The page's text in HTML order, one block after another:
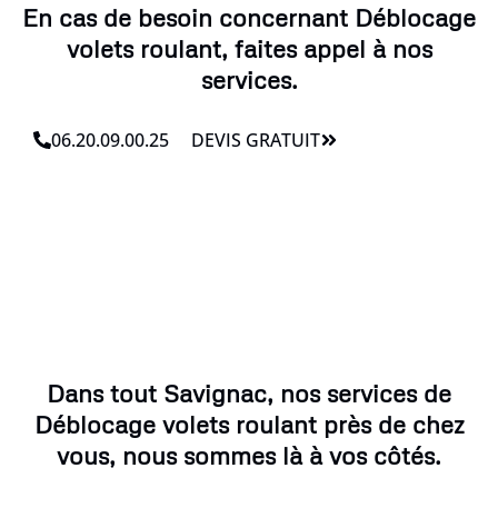
En cas de besoin concernant Déblocage
volets roulant, faites appel à nos
services.
06.20.09.00.25 DEVIS GRATUIT
Dans tout Savignac, nos services de
Déblocage volets roulant près de chez
vous, nous sommes là à vos côtés.